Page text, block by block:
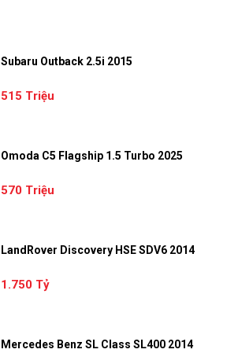
Subaru Outback 2.5i 2015
515 Triệu
Omoda C5 Flagship 1.5 Turbo 2025
570 Triệu
LandRover Discovery HSE SDV6 2014
1.750 Tỷ
Mercedes Benz SL Class SL400 2014